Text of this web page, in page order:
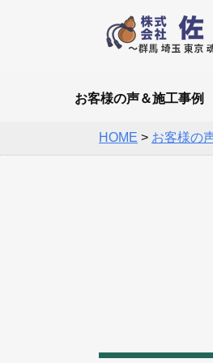
お客様の声＆施工事例
HOME > お客様の